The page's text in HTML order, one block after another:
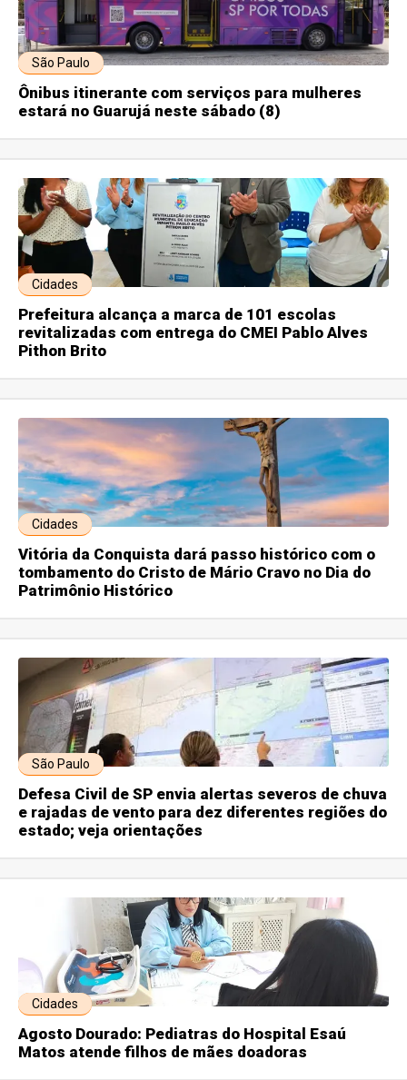
São Paulo
Ônibus itinerante com serviços para mulheres
estará no Guarujá neste sábado (8)
Cidades
Prefeitura alcança a marca de 101 escolas
revitalizadas com entrega do CMEI Pablo Alves
Pithon Brito
Cidades
Vitória da Conquista dará passo histórico com o
tombamento do Cristo de Mário Cravo no Dia do
Patrimônio Histórico
São Paulo
Defesa Civil de SP envia alertas severos de chuva
e rajadas de vento para dez diferentes regiões do
estado; veja orientações
Cidades
Agosto Dourado: Pediatras do Hospital Esaú
Matos atende filhos de mães doadoras